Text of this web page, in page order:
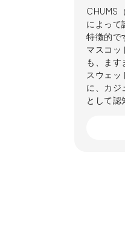
CHUMS
によって
特徴的で
マスコ
も、ます
スウェッ
に、カジ
として認